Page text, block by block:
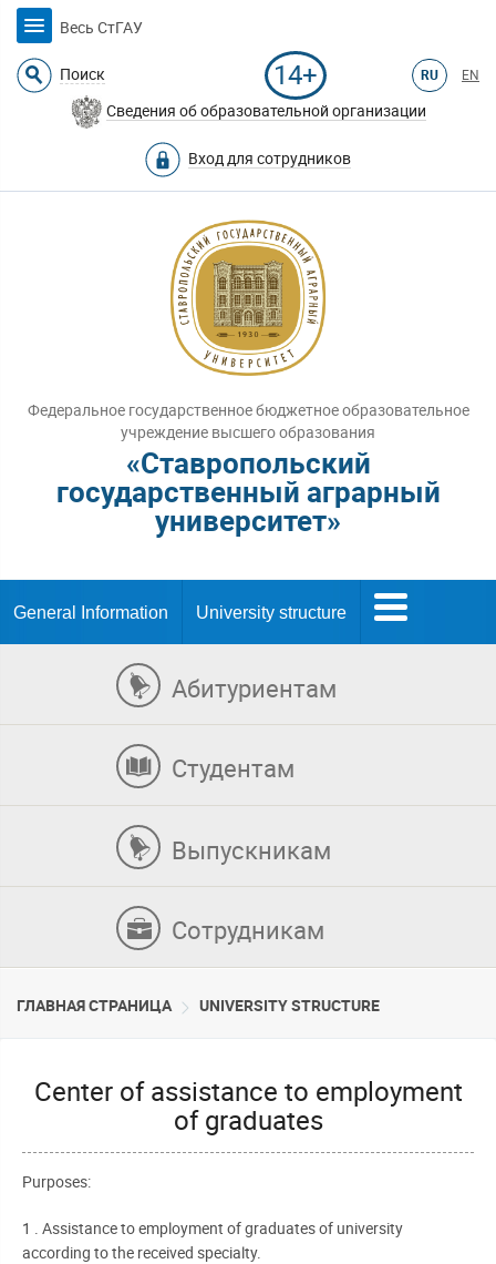
Весь СтГАУ
Поиск 14+ RU EN
Сведения об образовательной организации
Вход для сотрудников
Федеральное государственное бюджетное образовательное
учреждение высшего образования
«Ставропольский
государственный аграрный
университет»
General Information University structure
Абитуриентам
Студентам
Выпускникам
Сотрудникам
ГЛАВНАЯ СТРАНИЦА UNIVERSITY STRUCTURE
Center of assistance to employment
of graduates
Purposes:
1 . Assistance to employment of graduates of university
according to the received specialty.